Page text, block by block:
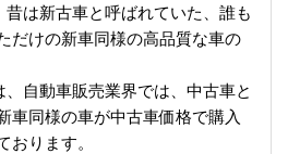
は新古車と呼ばれていた、誰も
だけの新車同様の高品質な車の
自動車販売業界では、中古車と
車同様の車が中古車価格で購入
おります。